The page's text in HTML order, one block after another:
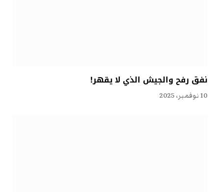
نفق رفح والجيش الذي لا يقهر!
10 نوفمبر، 2025